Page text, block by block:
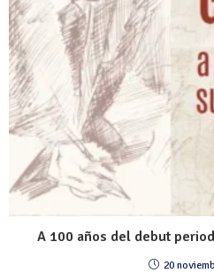
A 100 años del debut
20